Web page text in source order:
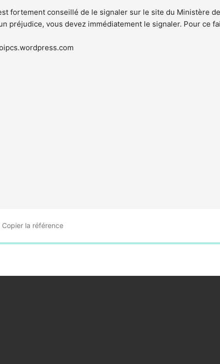
fortement conseillé de le signaler sur le site du Ministère
préjudice, vous devez immédiatement le signaler. Pour ce
Copier la référence